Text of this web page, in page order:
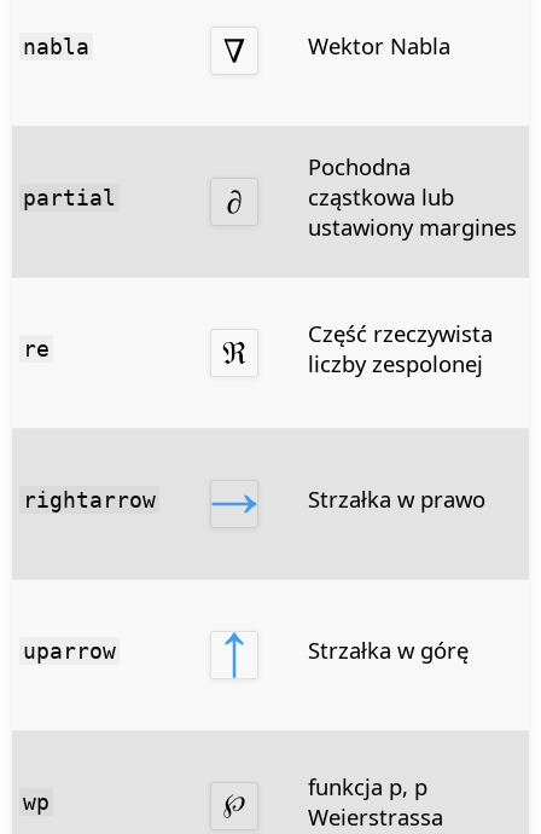
nabla Wektor Nabla
partial
Pochodna
cząstkowa lub
ustawiony margines
re
Część rzeczywista
liczby zespolonej
rightarrow Strzałka w prawo
uparrow Strzałka w górę
wp
funkcja p, p
Weierstrassa